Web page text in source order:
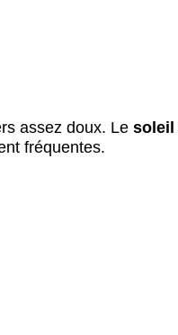
assez doux. Le soleil
fréquentes.